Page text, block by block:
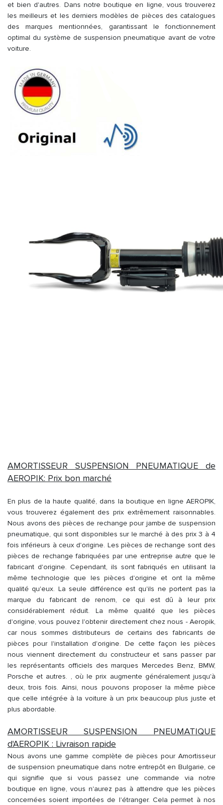
et bien d'autres. Dans notre boutique en ligne, vous trouverez
les meilleurs et les derniers modèles de pièces des catalogues
des marques mentionnées, garantissant le fonctionnement
optimal du système de suspension pneumatique avant de votre
voiture.
AMORTISSEUR SUSPENSION PNEUMATIQUE de
AEROPIK: Prix bon marché
En plus de la haute qualité, dans la boutique en ligne AEROPIK,
vous trouverez également des prix extrêmement raisonnables.
Nous avons des pièces de rechange pour jambe de suspension
pneumatique, qui sont disponibles sur le marché à des prix 3 à 4
fois inférieurs à ceux d'origine. Les pièces de rechange sont des
pièces de rechange fabriquées par une entreprise autre que le
fabricant d'origine. Cependant, ils sont fabriqués en utilisant la
même technologie que les pièces d'origine et ont la même
qualité qu'eux. La seule différence est qu'ils ne portent pas la
marque du fabricant de renom, ce qui est dû à leur prix
considérablement réduit. La même qualité que les pièces
d'origine, vous pouvez l'obtenir directement chez nous - Aeropik,
car nous sommes distributeurs de certains des fabricants de
pièces pour l'installation d'origine. De cette façon les pièces
nous viennent directement du constructeur et sans passer par
les représentants officiels des marques Mercedes Benz, BMW,
Porsche et autres. , où le prix augmente généralement jusqu'à
deux, trois fois. Ainsi, nous pouvons proposer la même pièce
que celle intégrée à la voiture à un prix beaucoup plus juste et
plus abordable.
AMORTISSEUR SUSPENSION PNEUMATIQUE
d'AEROPIK : Livraison rapide
Nous avons une gamme complète de pièces pour Amortisseur
de suspension pneumatique dans notre entrepôt en Bulgarie, ce
qui signifie que si vous passez une commande via notre
boutique en ligne, vous n'aurez pas à attendre que les pièces
concernées soient importées de l'étranger. Cela permet à nos